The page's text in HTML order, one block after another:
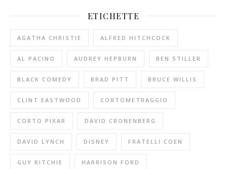
ETICHETTE
AGATHA CHRISTIE ALFRED HITCHCOCK
AL PACINO AUDREY HEPBURN BEN STILLER
BLACK COMEDY BRAD PITT BRUCE WILLIS
CLINT EASTWOOD CORTOMETRAGGIO
CORTO PIXAR DAVID CRONENBERG
DAVID LYNCH DISNEY FRATELLI COEN
GUY RITCHIE HARRISON FORD